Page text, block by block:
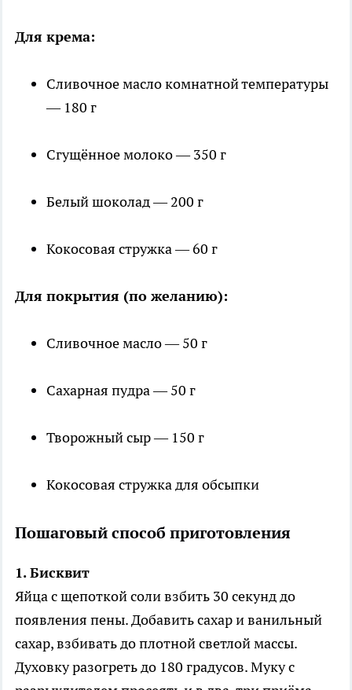
Для крема:
Сливочное масло комнатной температуры
— 180 г
Сгущённое молоко — 350 г
Белый шоколад — 200 г
Кокосовая стружка — 60 г
Для покрытия (по желанию):
Сливочное масло — 50 г
Сахарная пудра — 50 г
Творожный сыр — 150 г
Кокосовая стружка для обсыпки
Пошаговый способ приготовления
1. Бисквит
Яйца с щепоткой соли взбить 30 секунд до
появления пены. Добавить сахар и ванильный
сахар, взбивать до плотной светлой массы.
Духовку разогреть до 180 градусов. Муку с